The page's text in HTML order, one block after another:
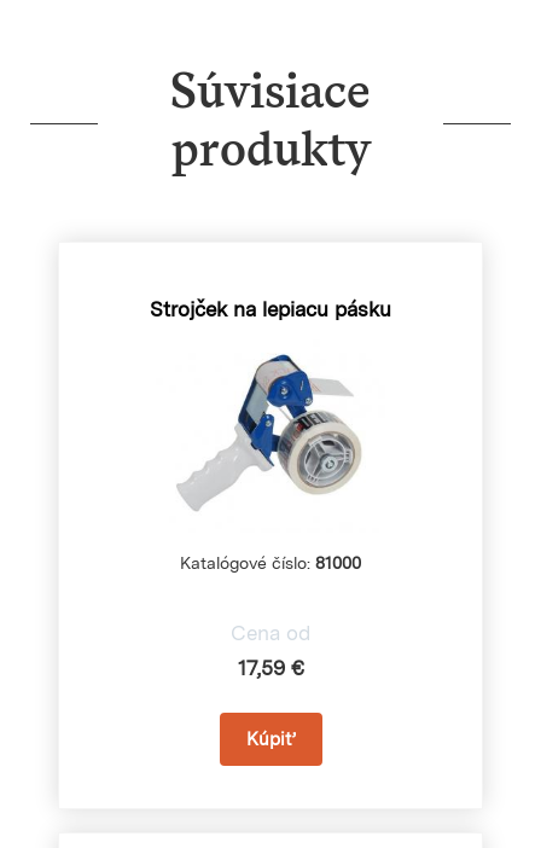
Súvisiace
produkty
Strojček na lepiacu pásku
Katalógové číslo: 81000
Cena od
17,59 €